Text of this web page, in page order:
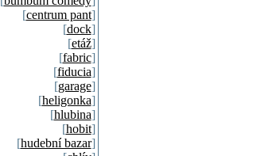
[centrum pant]
[dock]
[etáž]
[fabric]
[fiducia]
[garage]
[heligonka]
[hlubina]
[hobit]
[hudební bazar]